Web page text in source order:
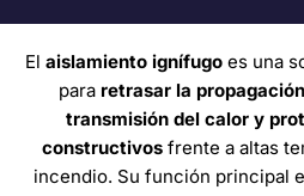
El aislamiento ignífugo es una
para retrasar la
transmisión del calor y
constructivosfrente a altas
incendio. Su función principal